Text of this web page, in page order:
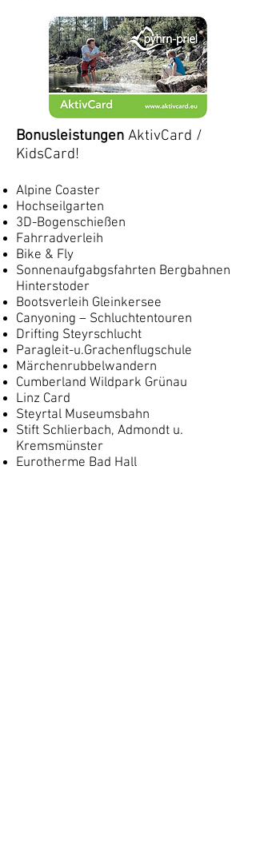
Bonusleistungen AktivCard /
KidsCard!
Alpine Coaster
Hochseilgarten
3D-Bogenschießen
Fahrradverleih
Bike & Fly
Sonnenaufgabgsfahrten Bergbahnen
Hinterstoder
Bootsverleih Gleinkersee
Canyoning – Schluchtentouren
Drifting Steyrschlucht
Paragleit-u.Grachenflugschule
Märchenrubbelwandern
Cumberland Wildpark Grünau
Linz Card
Steyrtal Museumsbahn
Stift Schlierbach, Admondt u.
Kremsmünster
Eurotherme Bad Hall